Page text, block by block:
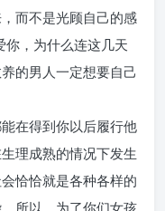
而不是光顾自己的感
，为什么连这几天
的男人一定想要自己
在得到你以后履行他
理成熟的情况下发生
恰恰就是各种各样的
所以，为了你们女孩